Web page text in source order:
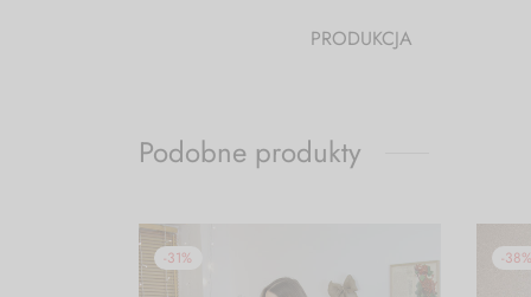
PRODUKCJA
Podobne produkty
-31% -38